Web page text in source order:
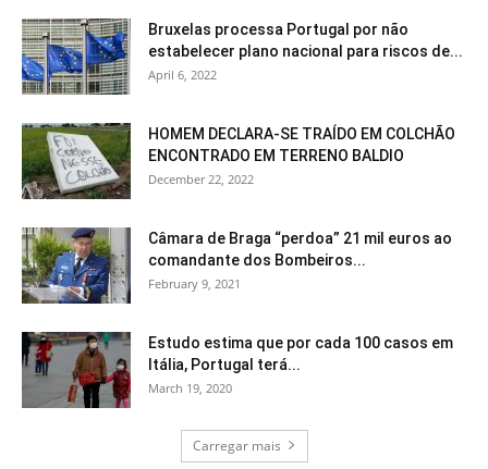
Bruxelas processa Portugal por não
estabelecer plano nacional para riscos de...
April 6, 2022
HOMEM DECLARA-SE TRAÍDO EM COLCHÃO
ENCONTRADO EM TERRENO BALDIO
December 22, 2022
Câmara de Braga “perdoa” 21 mil euros ao
comandante dos Bombeiros...
February 9, 2021
Estudo estima que por cada 100 casos em
Itália, Portugal terá...
March 19, 2020
Carregar mais